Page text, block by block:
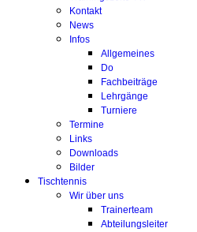
Kontakt
News
Infos
Allgemeines
Do
Fachbeiträge
Lehrgänge
Turniere
Termine
Links
Downloads
Bilder
Tischtennis
Wir über uns
Trainerteam
Abteilungsleiter